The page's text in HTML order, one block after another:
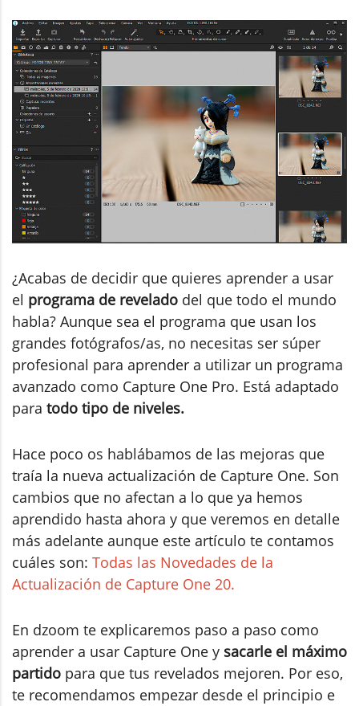
¿Acabas de decidir que quieres aprender a usar
el programa de revelado del que todo el mundo
habla? Aunque sea el programa que usan los
grandes fotógrafos/as, no necesitas ser súper
profesional para aprender a utilizar un programa
avanzado como Capture One Pro. Está adaptado
para todo tipo de niveles.
Hace poco os hablábamos de las mejoras que
traía la nueva actualización de Capture One. Son
cambios que no afectan a lo que ya hemos
aprendido hasta ahora y que veremos en detalle
más adelante aunque este artículo te contamos
cuáles son: Todas las Novedades de la
Actualización de Capture One 20.
En dzoom te explicaremos paso a paso como
aprender a usar Capture One y sacarle el máximo
partido para que tus revelados mejoren. Por eso,
te recomendamos empezar desde el principio e